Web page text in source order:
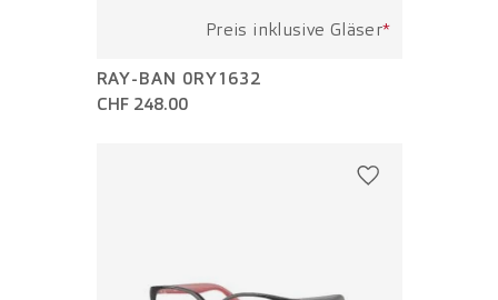
Preis inklusive Gläser*
RAY-BAN 0RY1632
CHF 248.00